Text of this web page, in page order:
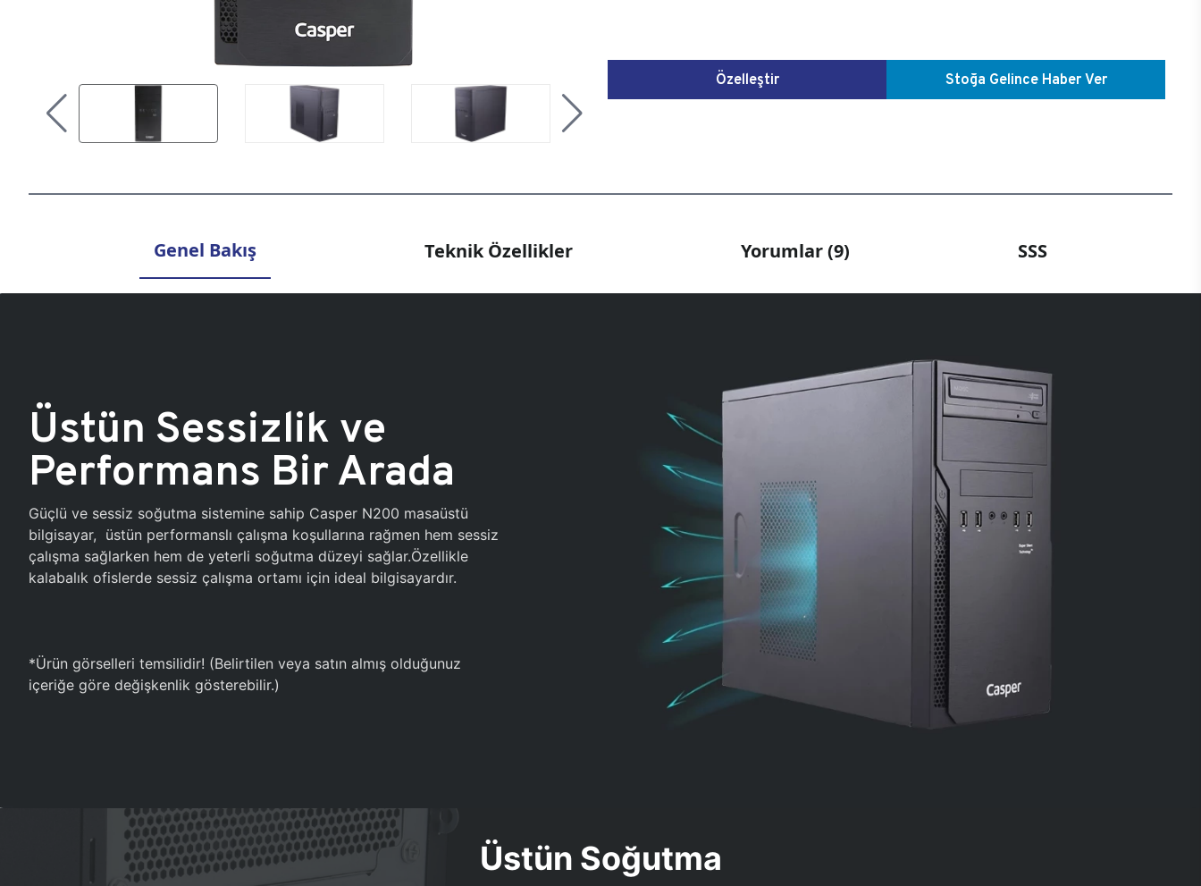
Özelleştir Stoğa Gelince Haber Ver
Genel Bakış Teknik Özellikler Yorumlar (9) SSS
Üstün Sessizlik ve
Performans Bir Arada
Güçlü ve sessiz soğutma sistemine sahip Casper N200 masaüstü
bilgisayar, üstün performanslı çalışma koşullarına rağmen hem sessiz
çalışma sağlarken hem de yeterli soğutma düzeyi sağlar.Özellikle
kalabalık ofislerde sessiz çalışma ortamı için ideal bilgisayardır.
*Ürün görselleri temsilidir! (Belirtilen veya satın almış olduğunuz
içeriğe göre değişkenlik gösterebilir.)
Üstün Soğutma